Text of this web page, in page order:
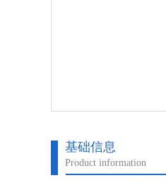
基础信息
Product information